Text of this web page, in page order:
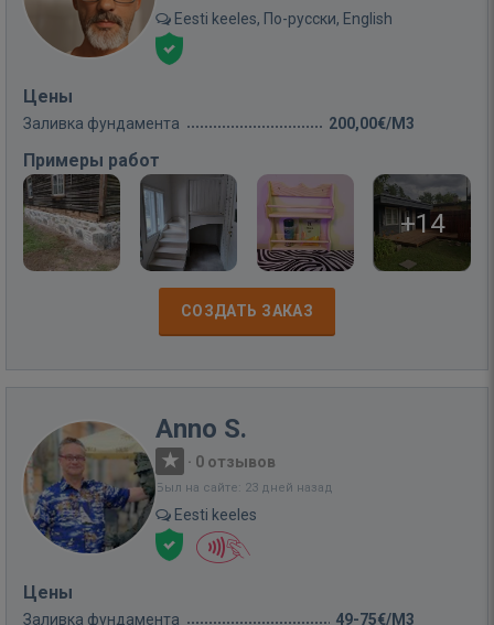
Eesti keeles, По-русски, English
Цены
Заливка фундамента 200,00€/M3
Примеры работ
+14
СОЗДАТЬ ЗАКАЗ
Anno S.
· 0 отзывов
Был на сайте: 23 дней назад
Eesti keeles
Цены
Заливка фундамента 49-75€/M3